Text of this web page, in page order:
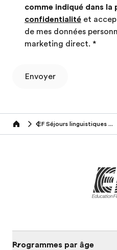
comme indiqué dans la
confidentialité et
de mes données
marketing direct. *
Envoyer
Home EF Séjours linguistiques (50+ ans)
Programmes par âge